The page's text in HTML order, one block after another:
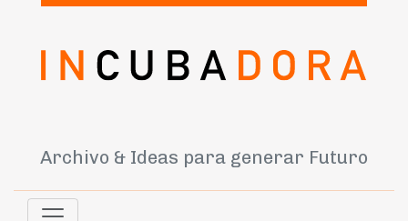
Archivo & Ideas para generar Futuro